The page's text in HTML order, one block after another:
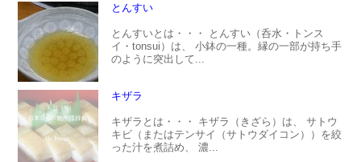
とんすい
とんすいとは・・・ とんすい（呑水・トンス
イ・tonsui）は、 小鉢の一種。縁の一部が持ち手
のように突出して...
キザラ
キザラとは・・・ キザラ（きざら）は、 サトウ
キビ（またはテンサイ（サトウダイコン））を絞
った汁を煮詰め、 濃...